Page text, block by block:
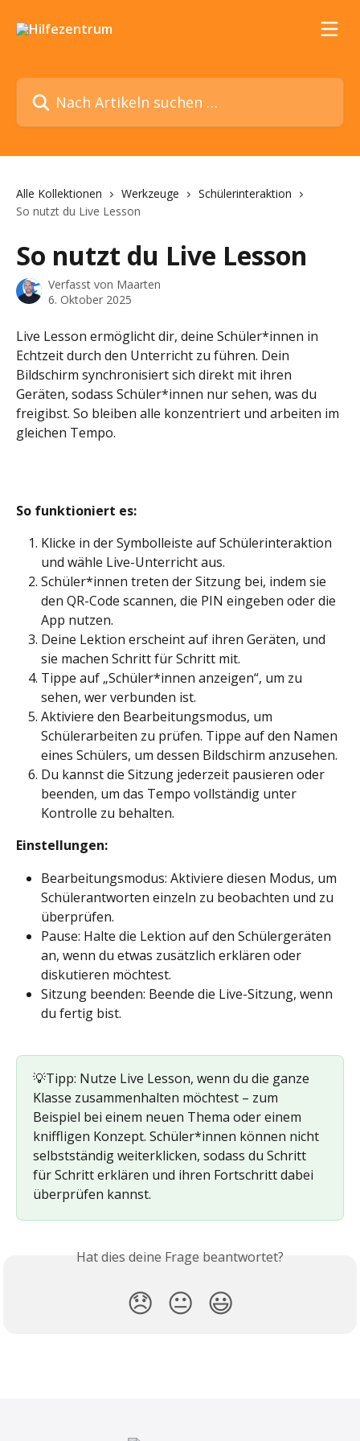
Nach Artikeln suchen …
Alle Kollektionen Werkzeuge
Schülerinteraktion
So nutzt du Live Lesson
So nutzt du Live Lesson
Verfasst von Maarten
6. Oktober 2025
Live Lesson ermöglicht dir, deine Schüler*innen in
Echtzeit durch den Unterricht zu führen. Dein
Bildschirm synchronisiert sich direkt mit ihren
Geräten, sodass Schüler*innen nur sehen, was du
freigibst. So bleiben alle konzentriert und arbeiten im
gleichen Tempo.
So funktioniert es:
Klicke in der Symbolleiste auf Schülerinteraktion
und wähle Live-Unterricht aus.
Schüler*innen treten der Sitzung bei, indem sie
den QR-Code scannen, die PIN eingeben oder die
App nutzen.
Deine Lektion erscheint auf ihren Geräten, und
sie machen Schritt für Schritt mit.
Tippe auf „Schüler*innen anzeigen“, um zu
sehen, wer verbunden ist.
Aktiviere den Bearbeitungsmodus, um
Schülerarbeiten zu prüfen. Tippe auf den Namen
eines Schülers, um dessen Bildschirm anzusehen.
Du kannst die Sitzung jederzeit pausieren oder
beenden, um das Tempo vollständig unter
Kontrolle zu behalten.
Einstellungen:
Bearbeitungsmodus: Aktiviere diesen Modus, um
Schülerantworten einzeln zu beobachten und zu
überprüfen.
Pause: Halte die Lektion auf den Schülergeräten
an, wenn du etwas zusätzlich erklären oder
diskutieren möchtest.
Sitzung beenden: Beende die Live-Sitzung, wenn
du fertig bist.
💡Tipp: Nutze Live Lesson, wenn du die ganze
Klasse zusammenhalten möchtest – zum
Beispiel bei einem neuen Thema oder einem
kniffligen Konzept. Schüler*innen können nicht
selbstständig weiterklicken, sodass du Schritt
für Schritt erklären und ihren Fortschritt dabei
überprüfen kannst.
Hat dies deine Frage beantwortet?
😞 😐 😃